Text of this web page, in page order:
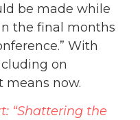
be made while
the final months
With
on
means now.
“Shattering the